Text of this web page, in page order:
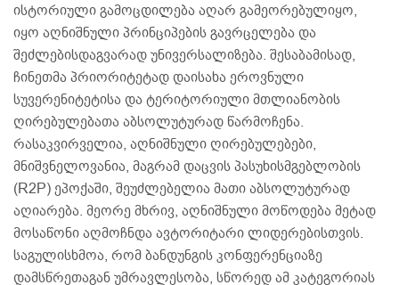
ისტორიული გამოცდილება აღარ გამეორებულიყო,
იყო აღნიშნული პრინციპების გავრცელება და
შეძლებისდაგვარად უნივერსალიზება. შესაბამისად,
ჩინეთმა პრიორიტეტად დაისახა ეროვნული
სუვერენიტეტისა და ტერიტორიული მთლიანობის
ღირებულებათა აბსოლუტურად წარმოჩენა.
რასაკვირველია, აღნიშნული ღირებულებები,
მნიშვნელოვანია, მაგრამ დაცვის პასუხისმგებლობის
(R2P) ეპოქაში, შეუძლებელია მათი აბსოლუტურად
აღიარება. მეორე მხრივ, აღნიშნული მოწოდება მეტად
მოსაწონი აღმოჩნდა ავტორიტარი ლიდერებისთვის.
საგულისხმოა, რომ ბანდუნგის კონფერენციაზე
დამსწრეთაგან უმრავლესობა, სწორედ ამ კატეგორიას